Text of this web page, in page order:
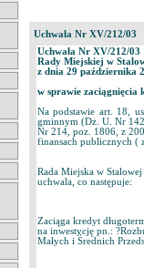
Uchwała Nr XV/212/03
Uchwała Nr XV/212/03
Rady Miejskiej w
z dnia 29 października
w sprawie zaciągnięcia
Na podstawie art. 18,
gminnym (Dz. U. Nr
Nr 214, poz. 1806, z
finansach publicznych (
Rada Miejska w
uchwala, co następuje:
Zaciąga kredyt
na inwestycję pn.:
Małych i Średnich